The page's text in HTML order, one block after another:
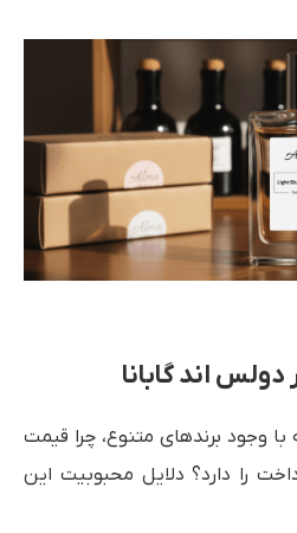
اند گابانا
با وجود برندهای متنوع، چرا قیمت
را دارد؟ دلایل محبوبیت این